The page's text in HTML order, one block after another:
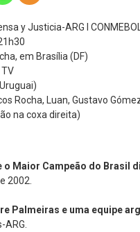
y Justicia-ARG l
em Brasília (DF)
TV
Rocha, Luan, Gustavo
na coxa direita)
o Maior Campeão do Brasil
2002.
Palmeiras e uma equipe